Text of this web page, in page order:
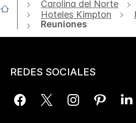
Carolina del Norte
Hoteles Kimpton
Reuniones
REDES SOCIALES